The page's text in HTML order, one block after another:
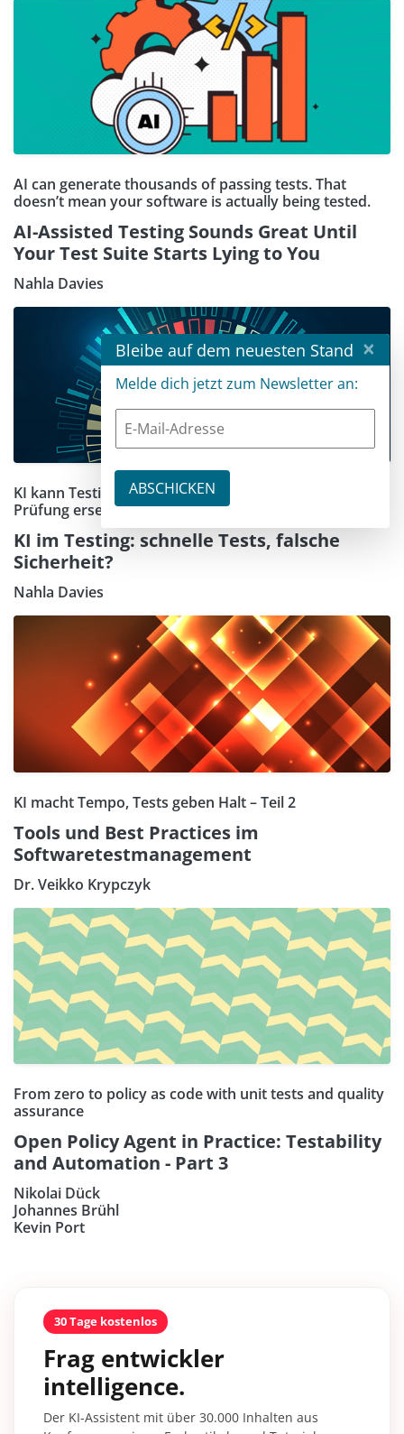
AI can generate thousands of passing tests. That
doesn’t mean your software is actually being tested.
AI-Assisted Testing Sounds Great Until
Your Test Suite Starts Lying to You
Nahla Davies
KI kann Testing erleichtern, aber keine fachliche
Prüfung ersetzen
KI im Testing: schnelle Tests, falsche
Sicherheit?
Nahla Davies
KI macht Tempo, Tests geben Halt – Teil 2
Tools und Best Practices im
Softwaretestmanagement
Dr. Veikko Krypczyk
From zero to policy as code with unit tests and quality
assurance
Open Policy Agent in Practice: Testability
and Automation - Part 3
Nikolai Dück
Johannes Brühl
Kevin Port
30 Tage kostenlos
Frag entwickler
intelligence.
Der KI-Assistent mit über 30.000 Inhalten aus
Bleibe auf dem neuesten Stand ×
Melde dich jetzt zum Newsletter an: